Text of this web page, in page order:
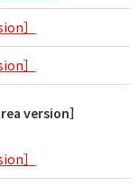
］
］
version］
］